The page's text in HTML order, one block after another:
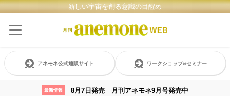
新しい宇宙を創る意識の目醒め
アネモネ公式通販サイト ワークショップ&セミナー
最新情報 8月7日発売 月刊アネモネ9月号発売中